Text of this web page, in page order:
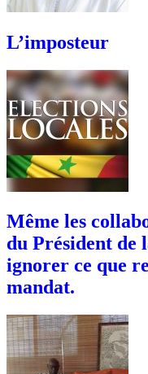
L’imposteur
Même les
du Président de
ignorer ce que
mandat.